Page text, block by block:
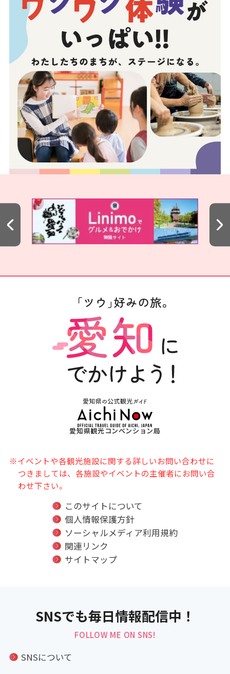
愛知県観光コンベンション局
※イベントや各観光施設に関する詳しいお問い合わせに
つきましては、各施設やイベントの主催者にお問い合
わせ下さい。
このサイトについて
個人情報保護方針
ソーシャルメディア利用規約
関連リンク
サイトマップ
SNSでも毎日情報配信中！
FOLLOW ME ON SNS!
SNSについて